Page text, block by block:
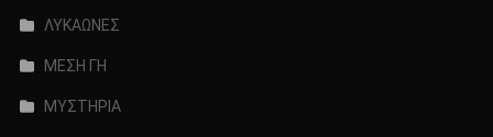
ΛΥΚΑΩΝΕΣ
ΜΕΣΗ ΓΗ
ΜΥΣΤΗΡΙΑ